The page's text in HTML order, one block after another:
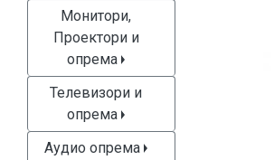
Монитори,
Проектори и
опрема
Телевизори и
опрема
Аудио опрема